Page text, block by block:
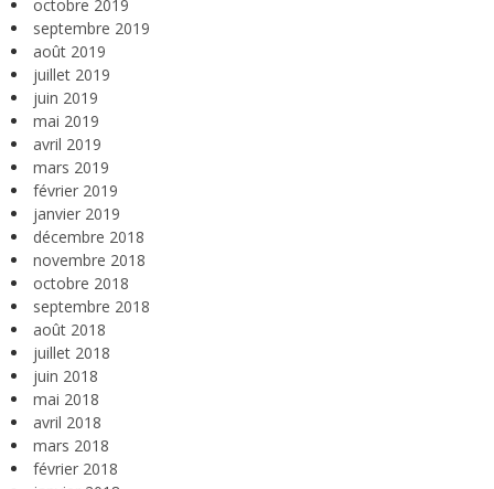
octobre 2019
septembre 2019
août 2019
juillet 2019
juin 2019
mai 2019
avril 2019
mars 2019
février 2019
janvier 2019
décembre 2018
novembre 2018
octobre 2018
septembre 2018
août 2018
juillet 2018
juin 2018
mai 2018
avril 2018
mars 2018
février 2018